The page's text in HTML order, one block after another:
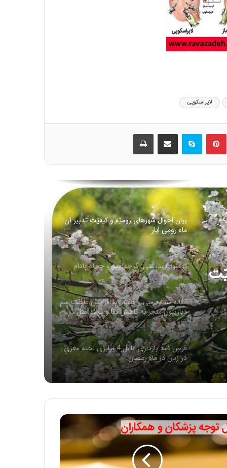
لاپراسکوپی
لینکدین ‫پین‌ترست اسکایپ اشتراک گذاری از طریق ایمیل
روغن زیتون غذای معروف پیامبران
مقاله شماره سی و ششم :سم دیازینون با تاثیر
مبارک رمضان
افطار با آب یخ خیلی خطرناکه…
🏴
بیان احوال شهرهای رومیّه و کیفیّت تدبیر آن:
ماه رومی ایار
توصیه بهداشتی: گوجه سبز و چغاله بادام
مقاله شماره سی و هفتم: با افزایش غلظت سم
دیازینون منجر به کاهش بقا و تولید مثل در
همه نسل ها می شود
قرص ضد بارداری عامل 4 برابري لخته‌ مغزي
در زنان در ماه رمضان
روغن زیتون غذای معروف پیامبران